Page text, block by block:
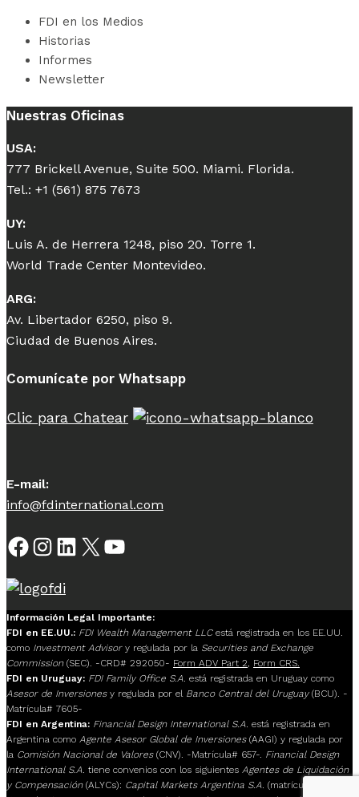
FDI en los Medios
Historias
Informes
Newsletter
Nuestras Oficinas
USA:
777 Brickell Avenue, Suite 500. Miami. Florida.
Tel.: +1 (561) 875 7673
UY:
Luis A. de Herrera 1248, piso 20. Torre 1.
World Trade Center Montevideo.
ARG:
Av. Libertador 6250, piso 9.
Ciudad de Buenos Aires.
Comunícate por Whatsapp
Clic para Chatear
E-mail:
info@fdinternational.com
Facebook
Instagram
LinkedIn
X YouTube
Información Legal Importante:
FDI en EE.UU.: FDI Wealth Management LLCestá registrada en los EE.UU.
como Investment Advisory regulada por la Securities and Exchange
Commission(SEC). -CRD# 292050- Form ADV Part 2
Form CRS.
FDI en Uruguay: FDI Family Office S.A. está registrada en Uruguay como
Asesor de Inversionesy regulada por el Banco Central del Uruguay(BCU). -
Matrícula# 7605-
FDI en Argentina: Financial Design International S.A. está registrada en
Argentina como Agente Asesor Global de Inversiones(AAGI) y regulada por
la Comisión Nacional de Valores(CNV). -Matrícula# 657-. Financial Design
International S.A. tiene convenios con los siguientes Agentes de Liquidación
y Compensación(ALYCs): Capital Markets Argentina S.A. (matrícula# 117),